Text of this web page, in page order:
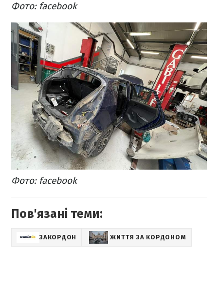
​Фото: facebook
​Фото: facebook
Пов'язані теми:
ЗАКОРДОН ЖИТТЯ ЗА КОРДОНОМ